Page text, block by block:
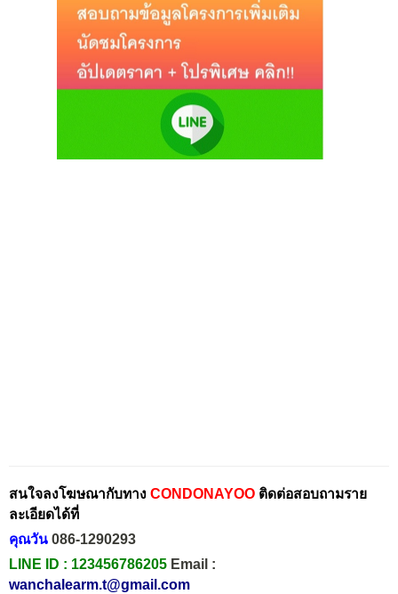
สนใจลงโฆษณากับทาง CONDONAYOO ติดต่อสอบถามราย
ละเอียดได้ที่
คุณวัน 086-1290293
LINE ID : 123456786205 Email :
wanchalearm.t@gmail.com